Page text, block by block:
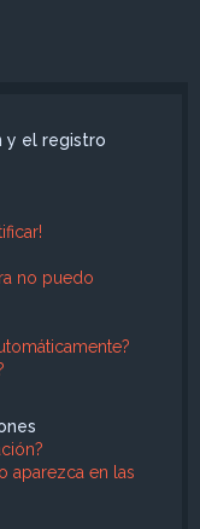
y el registro
no puedo
aparezca en las